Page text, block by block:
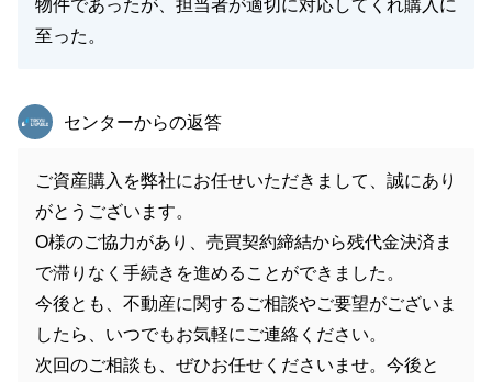
物件であったが、担当者が適切に対応してくれ購入に
至った。
東急リバブル
センターからの返答
ご資産購入を弊社にお任せいただきまして、誠にあり
がとうございます。
O様のご協力があり、売買契約締結から残代金決済ま
で滞りなく手続きを進めることができました。
今後とも、不動産に関するご相談やご要望がございま
したら、いつでもお気軽にご連絡ください。
次回のご相談も、ぜひお任せくださいませ。今後と